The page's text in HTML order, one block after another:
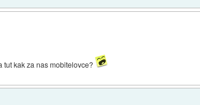
tut kak za nas mobitelovce?